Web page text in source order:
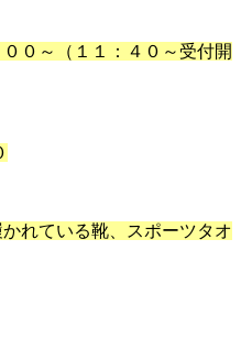
０～（１１：４０～受付開
れている靴、スポーツタオ